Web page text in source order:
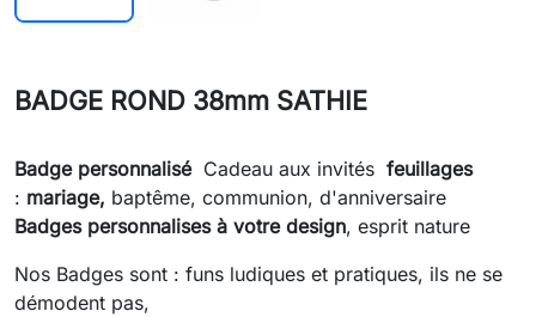
BADGE ROND 38mm SATHIE
Badge personnalisé Cadeau aux invités feuillages
: mariage, baptême, communion, d'anniversaire
Badges personnalises à votre design, esprit nature
Nos Badges sont : funs ludiques et pratiques, ils ne se
démodent pas,